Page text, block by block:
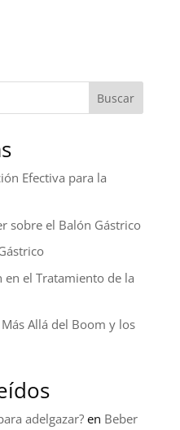
Buscar
Efectiva para la
sobre el Balón Gástrico
el Tratamiento de la
Allá del Boom y los
adelgazar?en Beber